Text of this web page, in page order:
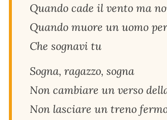
Quando cade il vento ma
Quando muore un uomo
Che sognavi tu
Sogna, ragazzo, sogna
Non cambiare un verso
Non lasciare un treno